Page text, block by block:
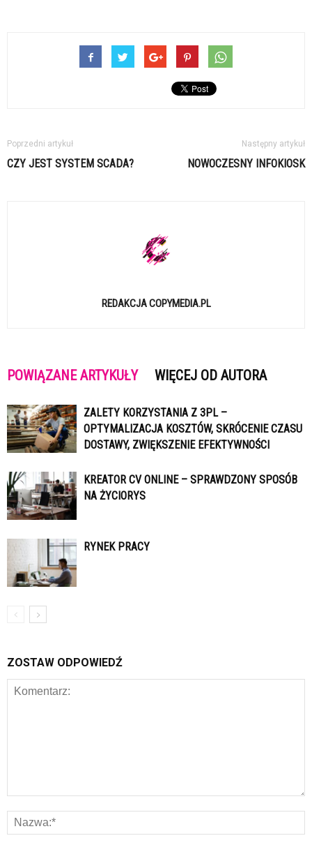
Poprzedni artykuł
CZY JEST SYSTEM SCADA?
Następny artykuł
NOWOCZESNY INFOKIOSK
REDAKCJA COPYMEDIA.PL
POWIĄZANE ARTYKUŁY WIĘCEJ OD AUTORA
ZALETY KORZYSTANIA Z 3PL –
OPTYMALIZACJA KOSZTÓW, SKRÓCENIE CZASU
DOSTAWY, ZWIĘKSZENIE EFEKTYWNOŚCI
KREATOR CV ONLINE – SPRAWDZONY SPOSÓB
NA ŻYCIORYS
RYNEK PRACY
ZOSTAW ODPOWIEDŹ